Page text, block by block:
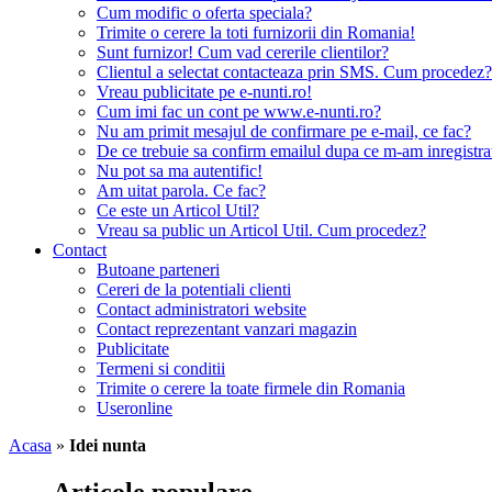
Cum modific o oferta speciala?
Trimite o cerere la toti furnizorii din Romania!
Sunt furnizor! Cum vad cererile clientilor?
Clientul a selectat contacteaza prin SMS. Cum procedez?
Vreau publicitate pe e-nunti.ro!
Cum imi fac un cont pe www.e-nunti.ro?
Nu am primit mesajul de confirmare pe e-mail, ce fac?
De ce trebuie sa confirm emailul dupa ce m-am
Nu pot sa ma autentific!
Am uitat parola. Ce fac?
Ce este un Articol Util?
Vreau sa public un Articol Util. Cum procedez?
Contact
Butoane parteneri
Cereri de la potentiali clienti
Contact administratori website
Contact reprezentant vanzari magazin
Publicitate
Termeni si conditii
Trimite o cerere la toate firmele din Romania
Useronline
Acasa » Idei nunta